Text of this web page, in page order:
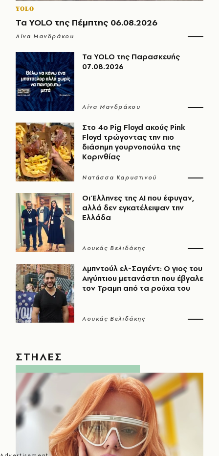
YOLO
Τα YOLO της Πέμπτης 06.08.2026
Λίνα Μανδράκου
Τα YOLO της Παρασκευής
07.08.2026
Λίνα Μανδράκου
Στο 4ο Pig Floyd ακούς Pink
Floyd τρώγοντας την πιο
διάσημη γουρνοπούλα της
Κορινθίας
Νατάσσα Καρυστινού
Οι Έλληνες της ΑΙ που έφυγαν,
αλλά δεν εγκατέλειψαν την
Ελλάδα
Λουκάς Βελιδάκης
Αμπντούλ ελ-Σαγιέντ: Ο γιος του
Αιγύπτιου μετανάστη που έβγαλε
τον Τραμπ από τα ρούχα του
Λουκάς Βελιδάκης
ΣΤΗΛΕΣ